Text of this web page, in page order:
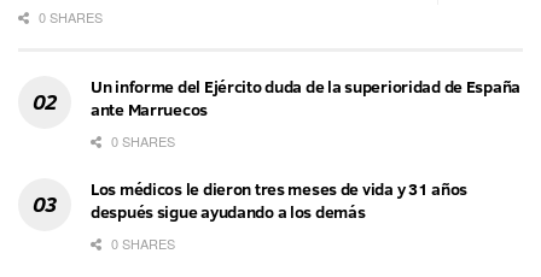
0 SHARES
Un informe del Ejército duda de la superioridad de España
ante Marruecos
0 SHARES
Los médicos le dieron tres meses de vida y 31 años
después sigue ayudando a los demás
0 SHARES